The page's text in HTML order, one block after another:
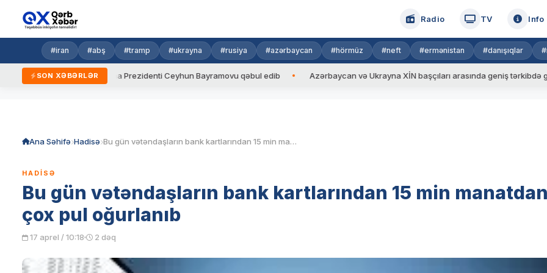
Radio TV Info
#iran #abş #tramp #ukrayna #rusiya #azərbaycan #hörmüz #neft #ermənistan #danışıqlar
SON XƏBƏRLƏR
Ukrayna Prezidenti Ceyhun Bayramovu qəbul edib Azərbaycan və Ukrayna XİN başçıları arasında geniş tərkibdə görüş
Ana Səhifə Hadisə Bu gün vətəndaşların bank kartlarından 15 min manatdan çox pul oğurlanıb
HADISƏ
Bu gün vətəndaşların bank kartlarından 15 min manatdan
çox pul oğurlanıb
17 aprel / 10:18 2 dəq